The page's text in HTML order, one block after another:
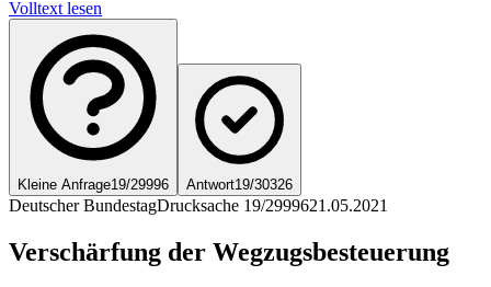
Volltext lesen
Kleine Anfrage19/29996 Antwort19/30326
Deutscher BundestagDrucksache 19/2999621.05.2021
Verschärfung der Wegzugsbesteuerung